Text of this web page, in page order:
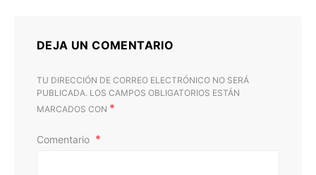
DEJA UN COMENTARIO
TU DIRECCIÓN DE CORREO ELECTRÓNICO NO SERÁ
PUBLICADA. LOS CAMPOS OBLIGATORIOS ESTÁN
MARCADOS CON *
Comentario